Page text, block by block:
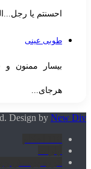
احسنتم یا
طوبی عینی
بیسار ممنون و
هرجای...
Design byNew